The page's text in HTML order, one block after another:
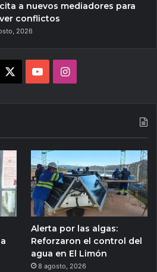
a nuevos mediadores para
conflictos
2026
YouTubeInstagram
Alerta por las algas:
Reforzaron el control del
agua en El Limón
8 agosto, 2026